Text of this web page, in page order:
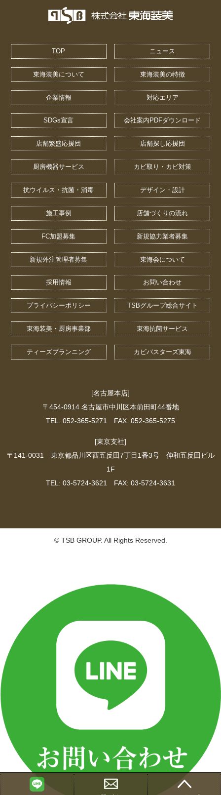
TOP ニュース
東海装美について 東海装美の特徴
企業情報 対応エリア
SDGs宣言 会社案内PDFダウンロード
店舗繁盛応援団 店舗探し応援団
厨房機器サービス カビ取り・カビ対策
抗ウイルス・抗菌・消毒 デザイン・設計
施工事例 店舗づくりの流れ
FC加盟募集 新規協力業者募集
新規外注管理者募集 東海会について
採用情報 お問い合わせ
プライバシーポリシー TSBグループ総合サイト
東海装美・厨房事業部 東海抗菌サービス
ティーズプランニング カビバスターズ東海
[名古屋本店]
〒454-0914 名古屋市中川区本前田町44番地
TEL: 052-365-5271 FAX: 052-365-5275
[東京支社]
〒141-0031 東京都品川区西五反田7丁目1番3号 伸和五反田ビル
1F
TEL: 03-5724-3621 FAX: 03-5724-3631
© TSB GROUP. All Rights Reserved.